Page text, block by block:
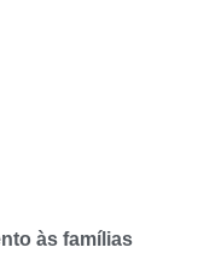
às famílias